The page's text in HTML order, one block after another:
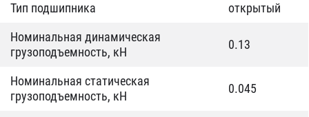
Тип подшипника
открытый
Номинальная динамическая
грузоподъемность, кН
0.13
Номинальная статическая
грузоподъемность, кН
0.045